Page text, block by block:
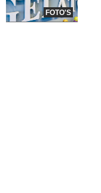
FOTO'S